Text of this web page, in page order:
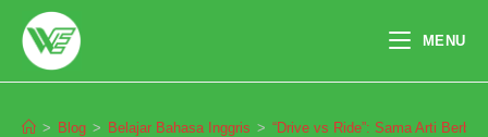
content
MENU
> Blog > Belajar Bahasa Inggris > “Drive vs Ride”: Sama Arti